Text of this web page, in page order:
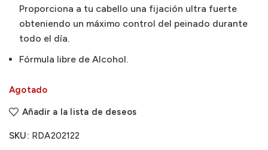
Proporciona a tu cabello una fijación ultra fuerte
obteniendo un máximo control del peinado durante
todo el día.
Fórmula libre de Alcohol.
Agotado
Añadir a la lista de deseos
SKU: RDA202122